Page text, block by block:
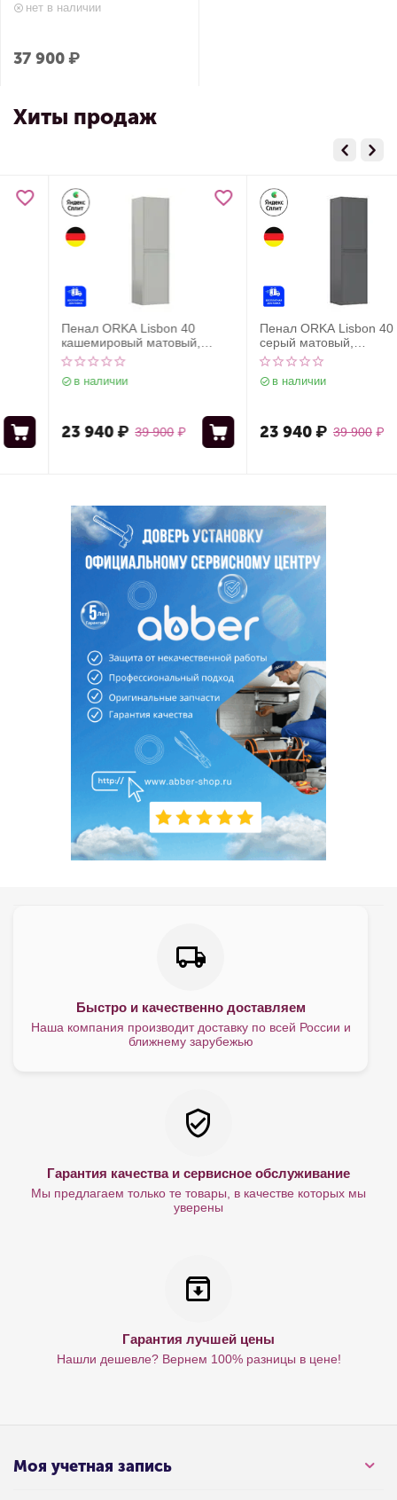
нет в наличии
37 900₽
Хиты продаж
Пенал ORKA Lisbon 40
кашемировый матовый,
универсальный
в наличии
39 900 ₽
23 940₽
Пенал ORKA Lisbon 40
серый матовый,
универсальный
в наличии
39 900 ₽
23 940₽
Быстро и качественно доставляем
Наша компания производит доставку по всей России и
ближнему зарубежью
Гарантия качества и сервисное обслуживание
Мы предлагаем только те товары, в качестве которых мы
уверены
Гарантия лучшей цены
Нашли дешевле? Вернем 100% разницы в цене!
Моя учетная запись